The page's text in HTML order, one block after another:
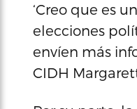
‘Creo que es
elecciones
envíen más
CIDH